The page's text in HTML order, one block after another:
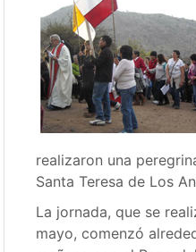
realizaron una
Santa Teresa de Los
La jornada, que se
mayo, comenzó